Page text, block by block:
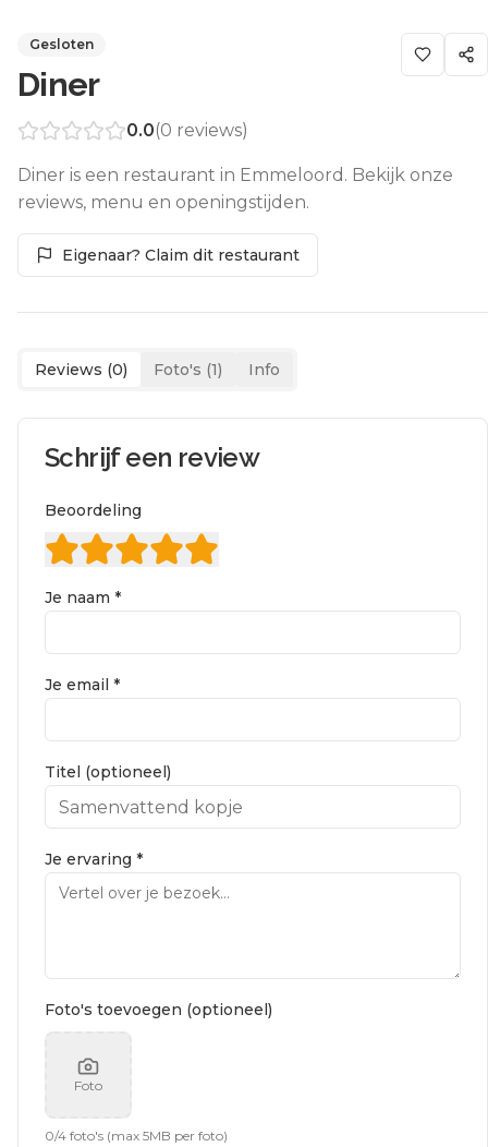
Gesloten
Diner
0.0(0 reviews)
Diner is een restaurant in Emmeloord. Bekijk onze
reviews, menu en openingstijden.
Eigenaar? Claim dit restaurant
Reviews (0) Foto's (1) Info
Schrijf een review
Beoordeling
Je naam *
Je email *
Titel (optioneel)
Je ervaring *
Foto's toevoegen (optioneel)
Foto
0/4 foto's (max 5MB per foto)